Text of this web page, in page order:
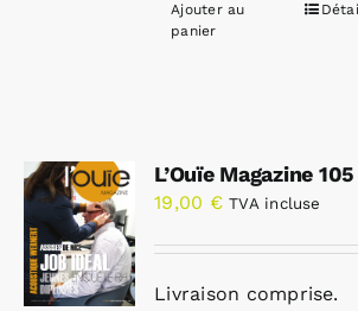
Ajouter au
panier
L’Ouïe Magazine 105
19,00 € TVA incluse
Livraison comprise.